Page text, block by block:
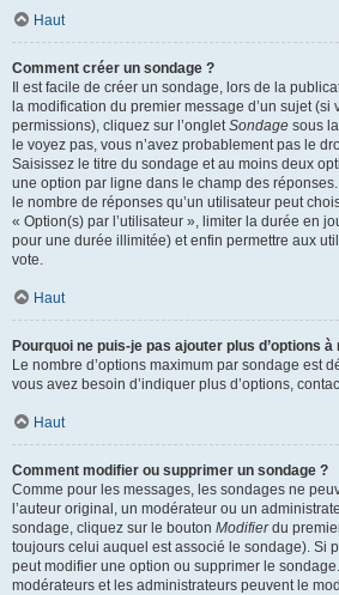
Haut
Comment créer un sondage ?
Il est facile de créer un sondage, lors de la
la modification du premier message d’un sujet (si
permissions), cliquez sur l’ongletSondage sous
le voyez pas, vous n’avez probablement pas le
Saisissez le titre du sondage et au moins deux
une option par ligne dans le champ des
le nombre de réponses qu’un utilisateur peut
« Option(s) par l’utilisateur », limiter la durée en
pour une durée illimitée) et enfin permettre aux
vote.
Haut
Pourquoi ne puis-je pas ajouter plus d’options à
Le nombre d’options maximum par sondage est
vous avez besoin d’indiquer plus d’options,
Haut
Comment modifier ou supprimer un sondage ?
Comme pour les messages, les sondages ne
l’auteur original, un modérateur ou un
sondage, cliquez sur le bouton Modifierdu
toujours celui auquel est associé le sondage). Si
peut modifier une option ou supprimer le
modérateurs et les administrateurs peuvent le